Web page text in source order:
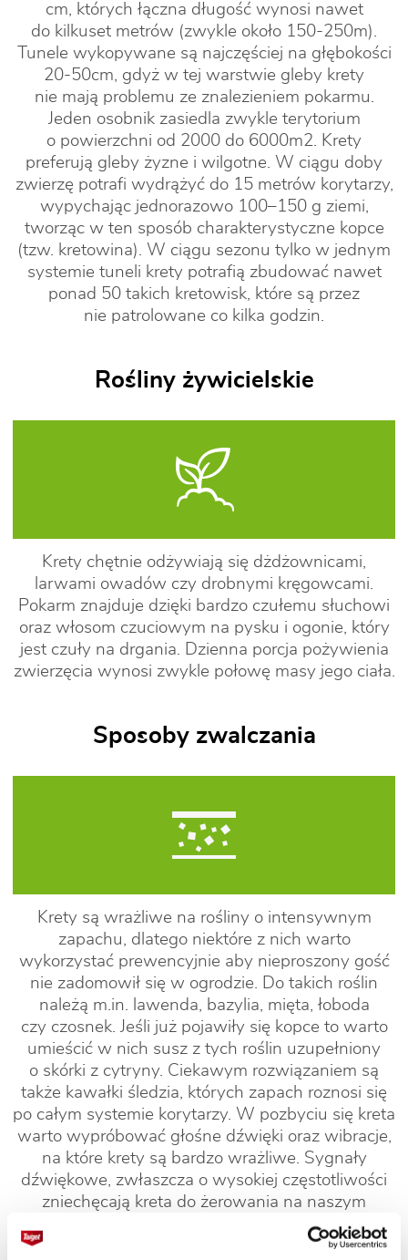
cm, których łączna długość wynosi nawet
do kilkuset metrów (zwykle około 150-250m).
Tunele wykopywane są najczęściej na głębokości
20-50cm, gdyż w tej warstwie gleby krety
nie mają problemu ze znalezieniem pokarmu.
Jeden osobnik zasiedla zwykle terytorium
o powierzchni od 2000 do 6000m2. Krety
preferują gleby żyzne i wilgotne. W ciągu doby
zwierzę potrafi wydrążyć do 15 metrów korytarzy,
wypychając jednorazowo 100–150 g ziemi,
tworząc w ten sposób charakterystyczne kopce
(tzw. kretowina). W ciągu sezonu tylko w jednym
systemie tuneli krety potrafią zbudować nawet
ponad 50 takich kretowisk, które są przez
nie patrolowane co kilka godzin.
Rośliny żywicielskie
Krety chętnie odżywiają się dżdżownicami,
larwami owadów czy drobnymi kręgowcami.
Pokarm znajduje dzięki bardzo czułemu słuchowi
oraz włosom czuciowym na pysku i ogonie, który
jest czuły na drgania. Dzienna porcja pożywienia
zwierzęcia wynosi zwykle połowę masy jego ciała.
Sposoby zwalczania
Krety są wrażliwe na rośliny o intensywnym
zapachu, dlatego niektóre z nich warto
wykorzystać prewencyjnie aby nieproszony gość
nie zadomowił się w ogrodzie. Do takich roślin
należą m.in. lawenda, bazylia, mięta, łoboda
czy czosnek. Jeśli już pojawiły się kopce to warto
umieścić w nich susz z tych roślin uzupełniony
o skórki z cytryny. Ciekawym rozwiązaniem są
także kawałki śledzia, których zapach roznosi się
po całym systemie korytarzy. W pozbyciu się kreta
warto wypróbować głośne dźwięki oraz wibracje,
na które krety są bardzo wrażliwe. Sygnały
dźwiękowe, zwłaszcza o wysokiej częstotliwości
zniechęcają kreta do żerowania na naszym
terytorium, co zmusza go do znalezienia innego,
spokojnego miejsca. Prostym sposobem są puszki